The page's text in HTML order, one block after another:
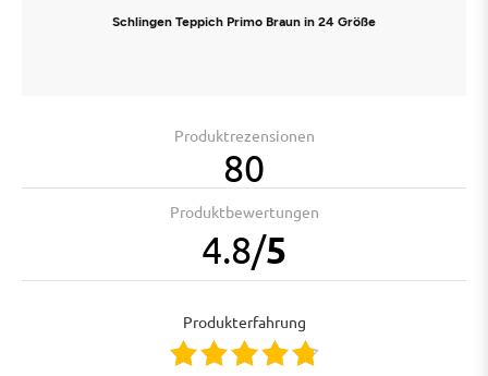
Schlingen Teppich Primo Braun in 24 Größe
Produktrezensionen
80
Produktbewertungen
4.8/5
Produkterfahrung